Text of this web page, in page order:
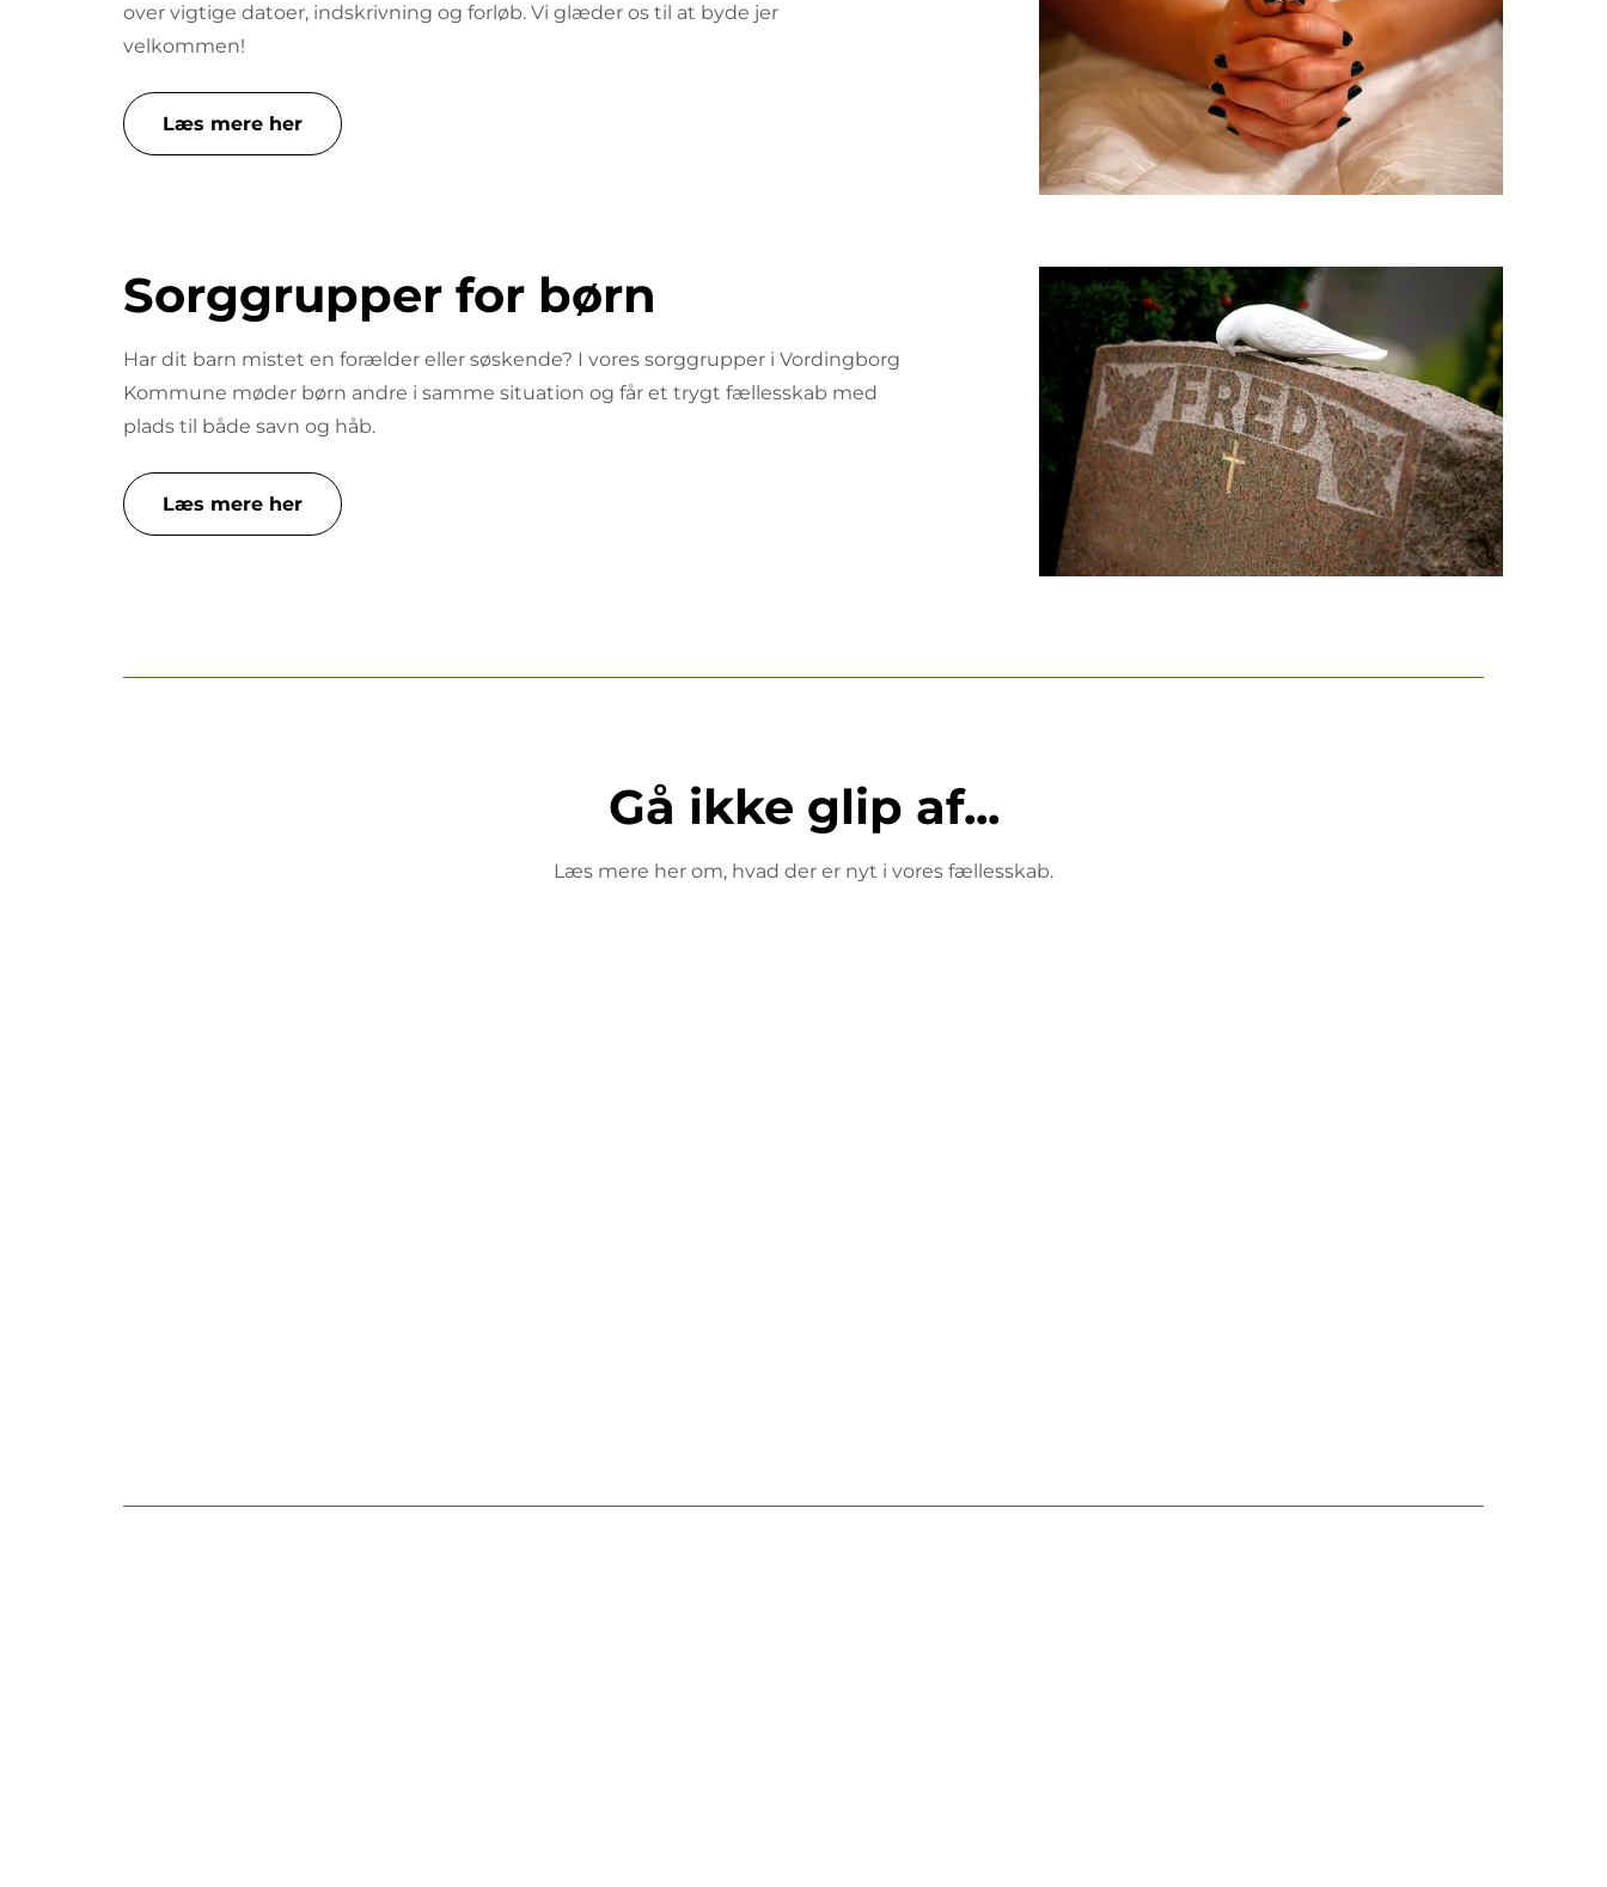
over vigtige datoer, indskrivning og forløb. Vi glæder os til at byde jer
velkommen!
Læs mere her
Sorggrupper for børn
Har dit barn mistet en forælder eller søskende? I vores sorggrupper i Vordingborg
Kommune møder børn andre i samme situation og får et trygt fællesskab med
plads til både savn og håb.
Læs mere her
Gå ikke glip af...
Læs mere her om, hvad der er nyt i vores fællesskab.